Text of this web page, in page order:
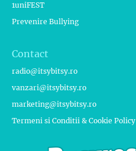
1uniFEST
Prevenire Bullying
Contact
radio@itsybitsy.ro
vanzari@itsybitsy.ro
marketing@itsybitsy.ro
Termeni si Conditii & Cookie Policy